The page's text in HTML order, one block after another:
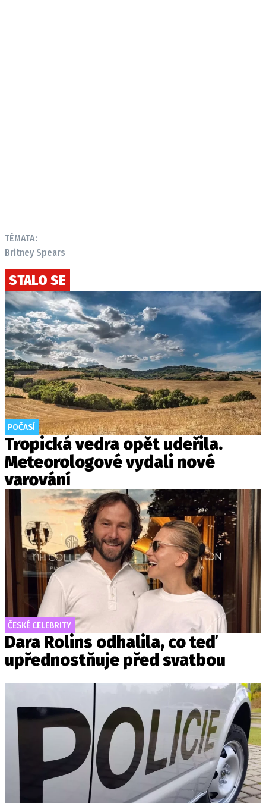
TÉMATA:
Britney Spears
STALO SE
POČASÍ
Tropická vedra opět udeřila.
Meteorologové vydali nové
varování
ČESKÉ CELEBRITY
Dara Rolins odhalila, co teď
upřednostňuje před svatbou